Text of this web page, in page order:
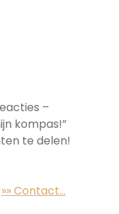
–
kompas!”
te delen!
»» Contact…